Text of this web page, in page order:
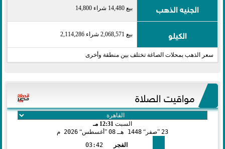
الجنيه الذهب بيع 14,480 شراء 14,800
الكيلو بيع 2,068,571 شراء 2,114,286
سعر الذهب بمحلات الصاغة تختلف بين منطقة وأخرى
مواقيت الصلاة
السبت 12:31 مـ
23
صفر 1448 هـ 08 أغسطس 2026 م
الفجر
03:42